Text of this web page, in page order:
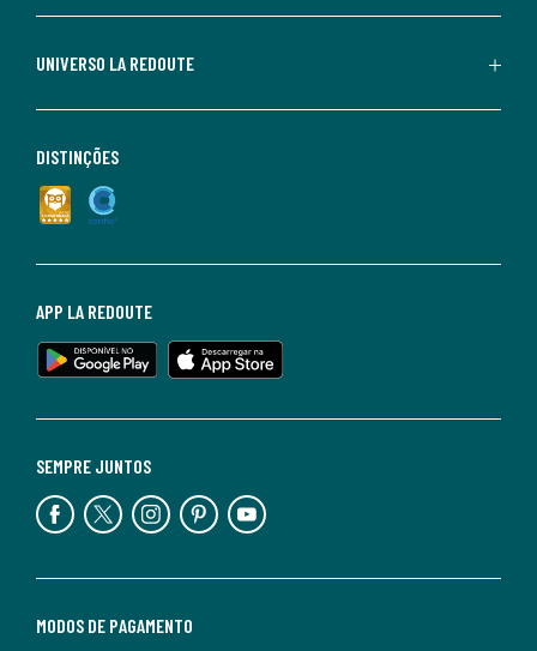
UNIVERSO LA REDOUTE
MODOS DE PAGAMENTO
SEMPRE JUNTOS
APP LA REDOUTE
DISTINÇÕES